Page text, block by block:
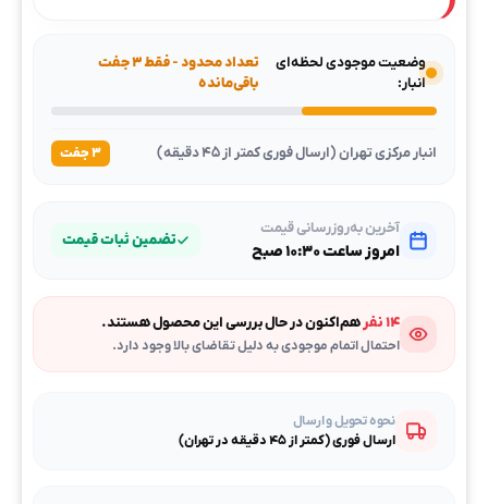
وضعیت موجودی لحظه‌ای
انبار:
تعداد محدود - فقط ۳ جفت
باقی‌مانده
انبار مرکزی تهران (ارسال فوری کمتر از ۴۵ دقیقه) ۳ جفت
آخرین به‌روزرسانی قیمت
امروز ساعت ۱۰:۳۰ صبح
تضمین ثبات قیمت
۱۴ نفر هم‌اکنون در حال بررسی این محصول هستند.
احتمال اتمام موجودی به دلیل تقاضای بالا وجود دارد.
نحوه تحویل و ارسال
ارسال فوری (کمتر از ۴۵ دقیقه در تهران)